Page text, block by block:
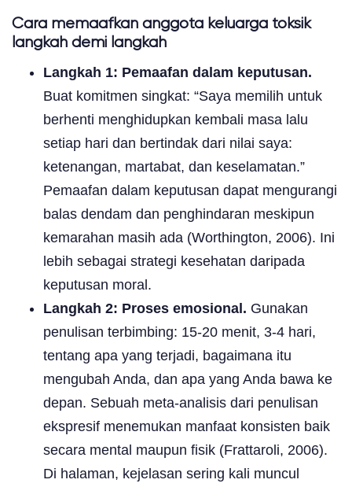
Cara memaafkan anggota keluarga toksik
langkah demi langkah
Langkah 1: Pemaafan dalam keputusan.
Buat komitmen singkat: “Saya memilih untuk
berhenti menghidupkan kembali masa lalu
setiap hari dan bertindak dari nilai saya:
ketenangan, martabat, dan keselamatan.”
Pemaafan dalam keputusan dapat mengurangi
balas dendam dan penghindaran meskipun
kemarahan masih ada (Worthington, 2006). Ini
lebih sebagai strategi kesehatan daripada
keputusan moral.
Langkah 2: Proses emosional. Gunakan
penulisan terbimbing: 15-20 menit, 3-4 hari,
tentang apa yang terjadi, bagaimana itu
mengubah Anda, dan apa yang Anda bawa ke
depan. Sebuah meta-analisis dari penulisan
ekspresif menemukan manfaat konsisten baik
secara mental maupun fisik (Frattaroli, 2006).
Di halaman, kejelasan sering kali muncul